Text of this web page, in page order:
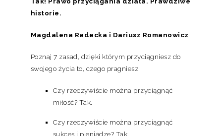
historie.
Magdalena Radecka i Dariusz Romanowicz
Poznaj 7 zasad, dzięki którym przyciągniesz do
swojego życia to, czego pragniesz!
Czy rzeczywiście można przyciągnąć
miłość? Tak.
Czy rzeczywiście można przyciągnąć
sukces i pieniądze? Tak.